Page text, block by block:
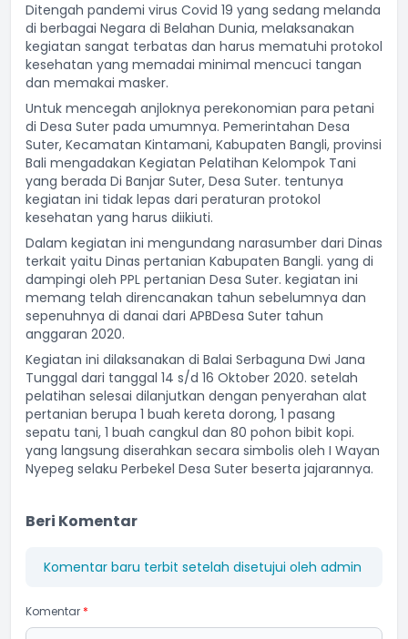
Ditengah pandemi virus Covid 19 yang sedang melanda
di berbagai Negara di Belahan Dunia, melaksanakan
kegiatan sangat terbatas dan harus mematuhi protokol
kesehatan yang memadai minimal mencuci tangan
dan memakai masker.
Untuk mencegah anjloknya perekonomian para petani
di Desa Suter pada umumnya. Pemerintahan Desa
Suter, Kecamatan Kintamani, Kabupaten Bangli, provinsi
Bali mengadakan Kegiatan Pelatihan Kelompok Tani
yang berada Di Banjar Suter, Desa Suter. tentunya
kegiatan ini tidak lepas dari peraturan protokol
kesehatan yang harus diikiuti.
Dalam kegiatan ini mengundang narasumber dari Dinas
terkait yaitu Dinas pertanian Kabupaten Bangli. yang di
dampingi oleh PPL pertanian Desa Suter. kegiatan ini
memang telah direncanakan tahun sebelumnya dan
sepenuhnya di danai dari APBDesa Suter tahun
anggaran 2020.
Kegiatan ini dilaksanakan di Balai Serbaguna Dwi Jana
Tunggal dari tanggal 14 s/d 16 Oktober 2020. setelah
pelatihan selesai dilanjutkan dengan penyerahan alat
pertanian berupa 1 buah kereta dorong, 1 pasang
sepatu tani, 1 buah cangkul dan 80 pohon bibit kopi.
yang langsung diserahkan secara simbolis oleh I Wayan
Nyepeg selaku Perbekel Desa Suter beserta jajarannya.
Beri Komentar
Komentar baru terbit setelah disetujui oleh admin
Komentar *